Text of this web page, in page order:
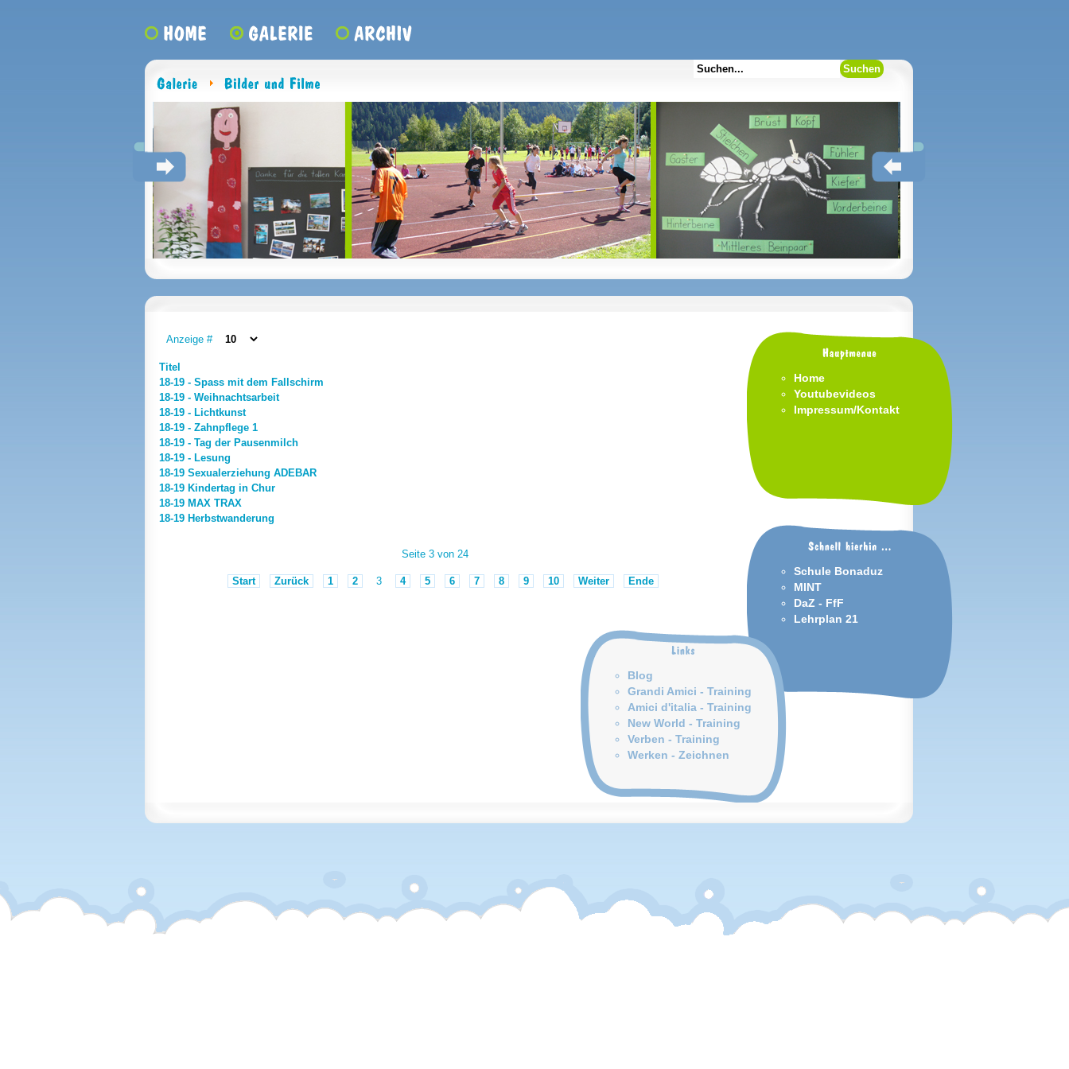
Anzeige #
Titel
18-19 - Spass mit dem Fallschirm
18-19 - Weihnachtsarbeit
18-19 - Lichtkunst
18-19 - Zahnpflege 1
18-19 - Tag der Pausenmilch
18-19 - Lesung
18-19 Sexualerziehung ADEBAR
18-19 Kindertag in Chur
18-19 MAX TRAX
18-19 Herbstwanderung
Seite 3 von 24
Start Zurück 1 2 3 4 5 6 7 8 9 10 Weiter Ende
Home
Youtubevideos
Impressum/Kontakt
Schule Bonaduz
MINT
DaZ - FfF
Lehrplan 21
Blog
Grandi Amici - Training
Amici d'italia - Training
New World - Training
Verben - Training
Werken - Zeichnen